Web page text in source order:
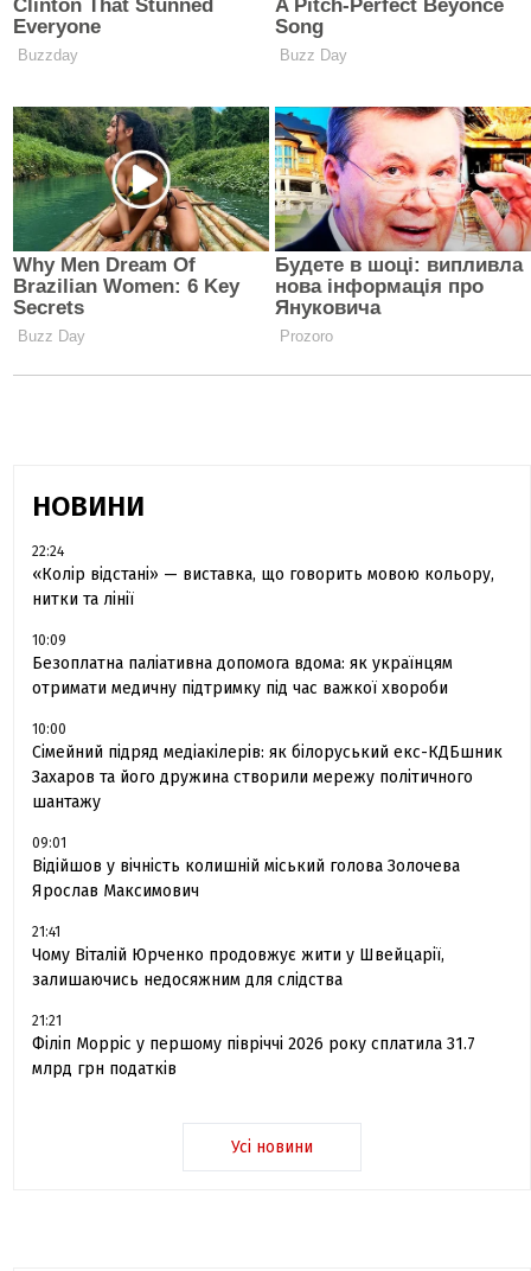
НОВИНИ
22:24
«Колір відстані» — виставка, що говорить мовою кольору,
нитки та лінії
10:09
Безоплатна паліативна допомога вдома: як українцям
отримати медичну підтримку під час важкої хвороби
10:00
Сімейний підряд медіакілерів: як білоруський екс-КДБшник
Захаров та його дружина створили мережу політичного
шантажу
09:01
Відійшов у вічність колишній міський голова Золочева
Ярослав Максимович
21:41
Чому Віталій Юрченко продовжує жити у Швейцарії,
залишаючись недосяжним для слідства
21:21
Філіп Морріс у першому півріччі 2026 року сплатила 31.7
млрд грн податків
Усі новини